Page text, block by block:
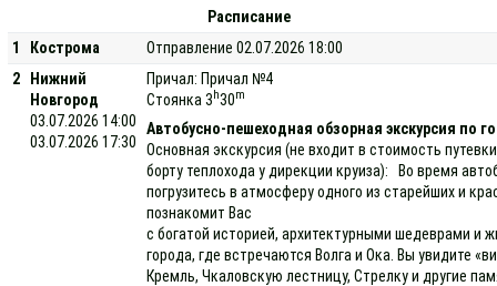
Расписание
1
Кострома
Отправление 02.07.2026 18:00
2
Нижний
Новгород
03.07.2026 14:00
03.07.2026 17:30
Причал: Причал №4
Стоянка 3 h30m
Автобусно-пешеходная обзорная экскурсия по
Основная экскурсия (не входит в стоимость
борту теплохода у дирекции круиза): Во время
погрузитесь в атмосферу одного из старейших и
познакомит Вас
с богатой историей, архитектурными шедеврами
города, где встречаются Волга и Ока. Вы увидите
Кремль, Чкаловскую лестницу, Стрелку и другие